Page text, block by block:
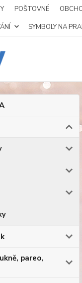
POŠTOVNÉ
SYMBOLY NA
pareo,